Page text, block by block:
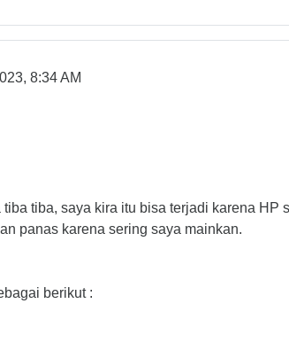
8:34 AM
tiba, saya kira itu bisa terjadi karena
panas karena sering saya mainkan.
berikut :